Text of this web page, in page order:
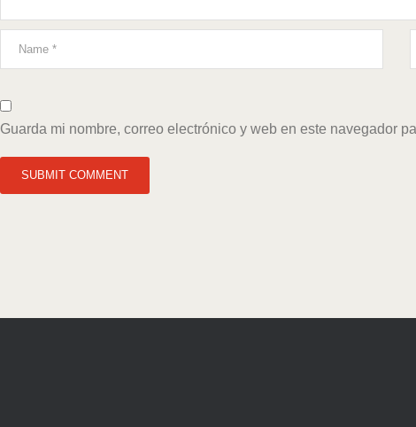
Guarda mi nombre, correo electrónico y web en este navegador